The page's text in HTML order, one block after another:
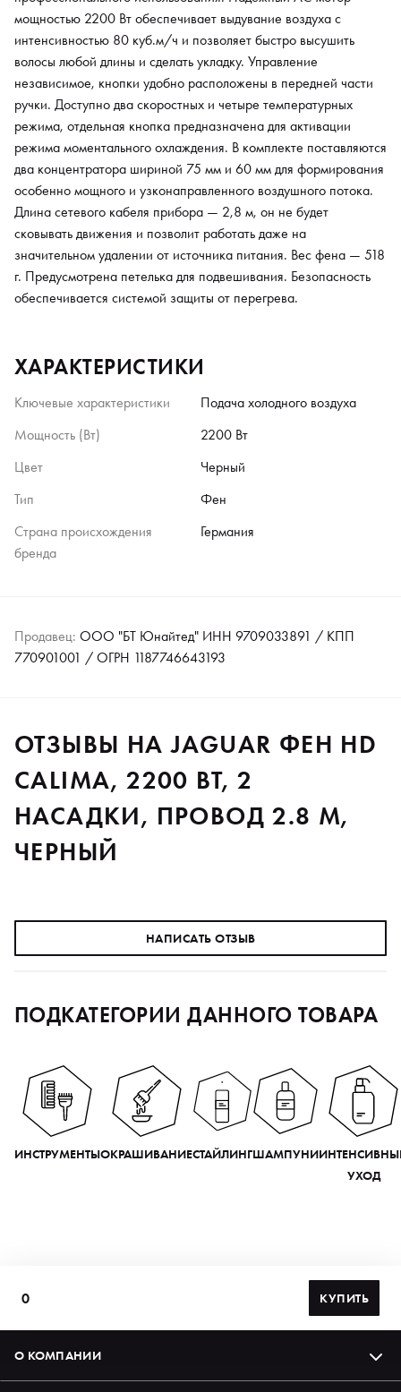
мощностью 2200 Вт обеспечивает выдувание воздуха с
интенсивностью 80 куб.м/ч и позволяет быстро высушить
волосы любой длины и сделать укладку. Управление
независимое, кнопки удобно расположены в передней части
ручки. Доступно два скоростных и четыре температурных
режима, отдельная кнопка предназначена для активации
режима моментального охлаждения. В комплекте поставляются
два концентратора шириной 75 мм и 60 мм для формирования
особенно мощного и узконаправленного воздушного потока.
Длина сетевого кабеля прибора — 2,8 м, он не будет
сковывать движения и позволит работать даже на
значительном удалении от источника питания. Вес фена — 518
г. Предусмотрена петелька для подвешивания. Безопасность
обеспечивается системой защиты от перегрева.
ХАРАКТЕРИСТИКИ
Ключевые характеристики
Подача холодного воздуха
Мощность (Вт)
2200 Вт
Цвет
Черный
Тип
Фен
Страна происхождения
бренда
Германия
Продавец: ООО "БТ Юнайтед" ИНН 9709033891 / КПП
770901001 / ОГРН 1187746643193
ОТЗЫВЫ НА JAGUAR ФЕН HD
CALIMA, 2200 ВТ, 2
НАСАДКИ, ПРОВОД 2.8 М,
ЧЕРНЫЙ
НАПИСАТЬ ОТЗЫВ
ПОДКАТЕГОРИИ ДАННОГО ТОВАРА
ИНСТРУМЕНТЫОКРАШИВАНИЕСТАЙЛИНГШАМПУНИ
УХОД
0 КУПИТЬ
О КОМПАНИИ